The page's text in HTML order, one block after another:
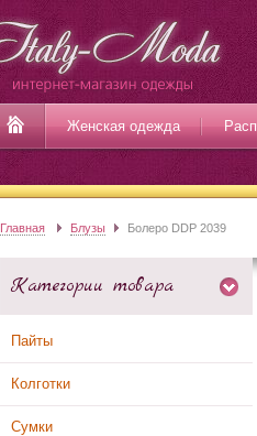
Женская одежда
Главная Блузы Болеро DDP 2039
Категории товара
Пайты
Колготки
Сумки